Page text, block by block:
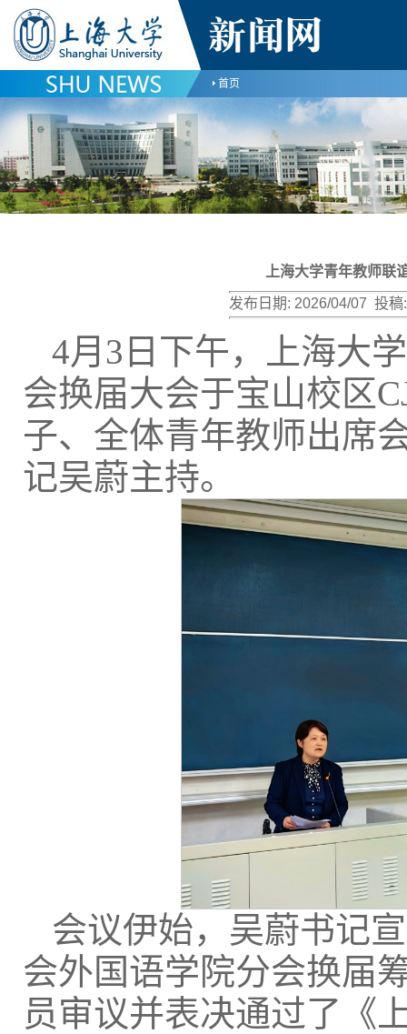
首页
上海大学青年教师联
发布日期: 2026/04/07 投稿:
4月3日下午，上海大
会换届大会于宝山校区
子、全体青年教师出席
记吴蔚主持。
会议伊始，吴蔚书记
会外国语学院分会换届
员审议并表决通过了《